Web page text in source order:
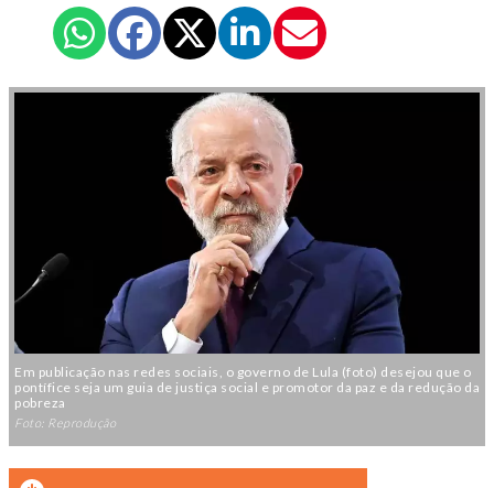
Em publicação nas redes sociais, o governo de Lula (foto) desejou que o
pontífice seja um guia de justiça social e promotor da paz e da redução da
pobreza
Foto: Reprodução